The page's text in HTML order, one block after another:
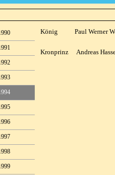
König Paul Werner
Kronprinz Andreas